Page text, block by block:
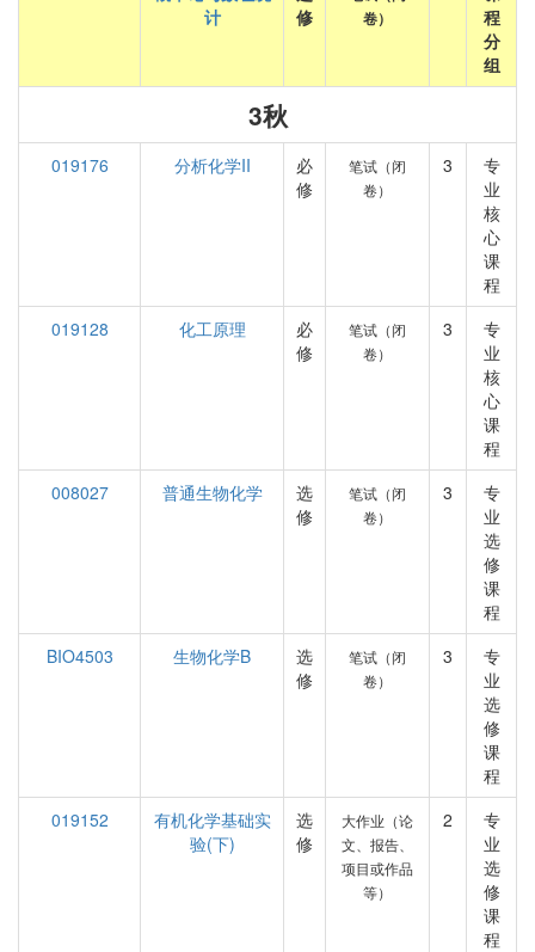
计
修
卷）
程
分
组
3秋
019176 分析化学II
必
修
笔试（闭
卷）
3
专
业
核
心
课
程
019128
化工原理
必
修
笔试（闭
卷）
3
专
业
核
心
课
程
008027
普通生物化学
选
修
笔试（闭
卷）
3
专
业
选
修
课
程
BIO4503
生物化学B
选
修
笔试（闭
卷）
3
专
业
选
修
课
程
019152
有机化学基础实
验(下)
选
修
大作业（论
文、报告、
项目或作品
等）
2
专
业
选
修
课
程